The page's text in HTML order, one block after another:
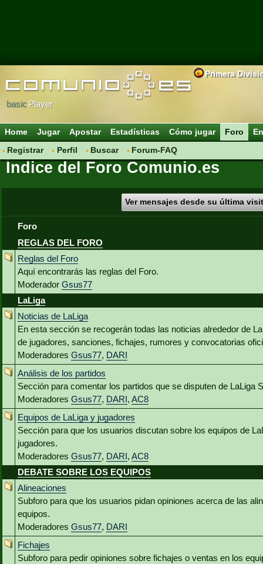
Primera
basicPlayer
Home Jugar Apostar Estadísticas Cómo jugar
Foro
Registrar
Perfil Buscar Forum-FAQ
Índice del Foro Comunio.es
Ver mensajes desde su última
Foro
REGLAS DEL FORO
Reglas del Foro
Aquí encontrarás las reglas del Foro.
Moderador Gsus77
LaLiga
Noticias de LaLiga
En esta sección se recogerán todas las noticias alrededor de
de jugadores, sanciones, fichajes, rumores y convocatorias
Moderadores Gsus77, DARI
Análisis de los partidos
Sección para comentar los partidos que se disputen de LaLiga
Moderadores Gsus77, DARI, AC8
Equipos de LaLiga y jugadores
Sección para que los usuarios discutan sobre los equipos de
jugadores.
Moderadores Gsus77, DARI, AC8
DEBATE SOBRE LOS EQUIPOS
Alineaciones
Subforo para que los usuarios pidan opiniones acerca de las
equipos.
Moderadores Gsus77, DARI
Fichajes
Subforo para pedir opiniones sobre fichajes o ventas en los